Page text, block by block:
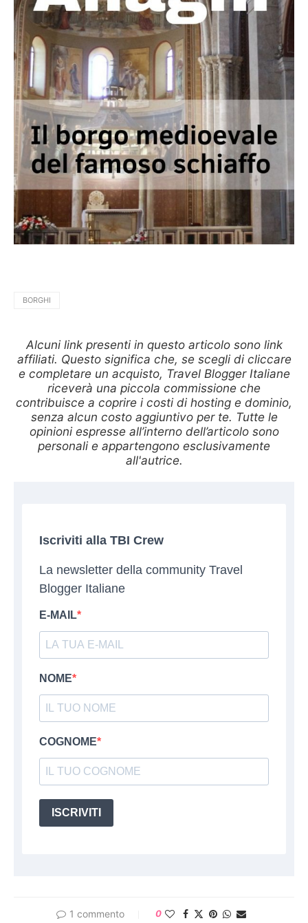
BORGHI
Alcuni link presenti in questo articolo sono link
affiliati. Questo significa che, se scegli di cliccare
e completare un acquisto, Travel Blogger Italiane
riceverà una piccola commissione che
contribuisce a coprire i costi di hosting e dominio,
senza alcun costo aggiuntivo per te. Tutte le
opinioni espresse all’interno dell’articolo sono
personali e appartengono esclusivamente
all'autrice.
Iscriviti alla TBI Crew
La newsletter della community Travel
Blogger Italiane
E-MAIL
NOME
COGNOME
ISCRIVITI
1 commento 0